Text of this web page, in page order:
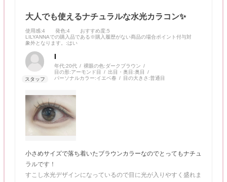
大人でも使えるナチュラルな水光カラコン✨
使用感:4 発色:4 おすすめ度:5
LILYANNAでの購入品である※購入履歴がない商品の場合ポイント付与対
象外となります。
:はい
I
年代:20代 裸眼の色:ダークブラウン
目の形:アーモンド目 出目・奥目:奥目
パーソナルカラー:イエベ春 目の大きさ:普通目
小さめサイズで落ち着いたブラウンカラーなのでとってもナチュ
ラルです！
すこし水光デザインになっているので目に光が入りやすく盛れま